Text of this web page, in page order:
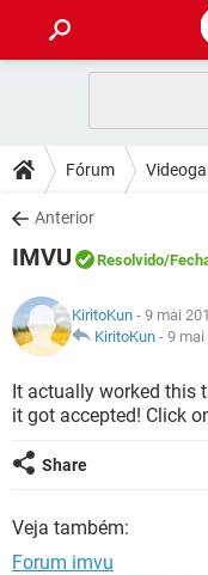
CELULAR
OUTLOOK
INSTAGRAM
GUIA DE COMPRAS
DICAS
JOGOS
INSTAGRAM
GUIA DE COMPRAS
DOWNLOADS
JOGOS
CELULAR
OUTLOOK
INSTAGRAM
GUIA DE COMPRAS
JOGOS
CELULAR
OUTLOOK
GLOSSÁRIO
CELULAR
OUTLOOK
GUIA DE COMPRAS
Fórum
Anterior
IMVU Resolvido/
KiritoKun - 9 mai
KiritoKun - 9 mai
It actually worked this
it got accepted! Click
Share
Veja também:
Forum imvu